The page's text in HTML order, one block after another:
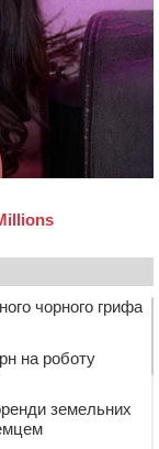
чорного грифа
на роботу
земельних